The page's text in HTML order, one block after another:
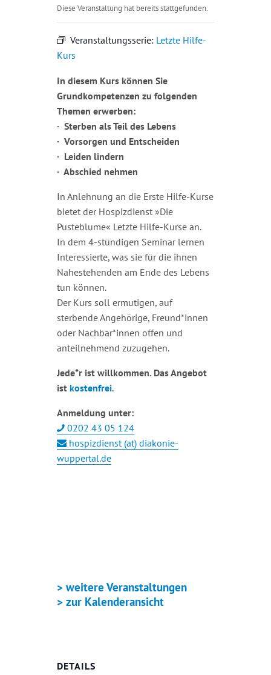
Diese Veranstaltung hat bereits stattgefunden.
Veranstaltungsserie: Letzte Hilfe-
Kurs
In diesem Kurs können Sie
Grundkompetenzen zu folgenden
Themen erwerben:
· Sterben als Teil des Lebens
· Vorsorgen und Entscheiden
· Leiden lindern
· Abschied nehmen
In Anlehnung an die Erste Hilfe-Kurse
bietet der Hospizdienst »Die
Pusteblume« Letzte Hilfe-Kurse an.
In dem 4-stündigen Seminar lernen
Interessierte, was sie für die ihnen
Nahestehenden am Ende des Lebens
tun können.
Der Kurs soll ermutigen, auf
sterbende Angehörige, Freund*innen
oder Nachbar*innen offen und
anteilnehmend zuzugehen.
Jede*r ist willkommen. Das Angebot
ist kostenfrei.
Anmeldung unter:
0202 43 05 124
hospizdienst (at) diakonie-
wuppertal.de
> weitere Veranstaltungen
> zur Kalenderansicht
DETAILS